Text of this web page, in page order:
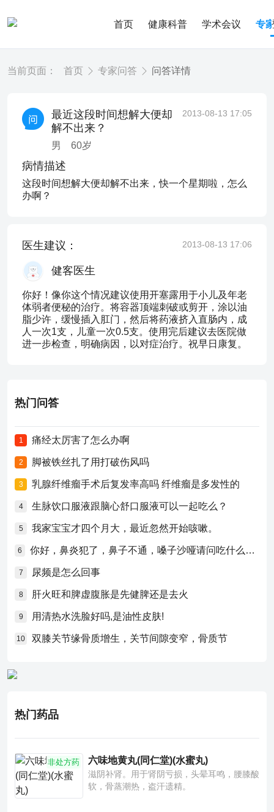
首页 健康科普 学术会议 专
当前页面： 首页 专家问答 问答详情
最近这段时间想解大便却
解不出来？
男 60岁
2013-08-13 17:05
病情描述
这段时间想解大便却解不出来，快一个星期啦，怎么
办啊？
医生建议： 2013-08-13 17:06
健客医生
你好！像你这个情况建议使用开塞露用于小儿及年老
体弱者便秘的治疗。将容器顶端刺破或剪开，涂以油
脂少许，缓慢插入肛门，然后将药液挤入直肠内，成
人一次1支，儿童一次0.5支。使用完后建议去医院做
进一步检查，明确病因，以对症治疗。祝早日康复。
热门问答
1 痛经太厉害了怎么办啊
2 脚被铁丝扎了用打破伤风吗
3 乳腺纤维瘤手术后复发率高吗 纤维瘤是多发性的
4 生脉饮口服液跟脑心舒口服液可以一起吃么？
5 我家宝宝才四个月大，最近忽然开始咳嗽。
6 你好，鼻炎犯了，鼻子不通，嗓子沙哑请问吃什么药比较好？
7 尿频是怎么回事
8 肝火旺和脾虚腹胀是先健脾还是去火
9 用清热水洗脸好吗,是油性皮肤!
10 双膝关节缘骨质增生，关节间隙变窄，骨质节
热门药品
非处方药 六味地黄丸(同仁堂)(水蜜丸)
滋阴补肾。用于肾阴亏损，头晕耳鸣，腰膝酸
软，骨蒸潮热，盗汗遗精。